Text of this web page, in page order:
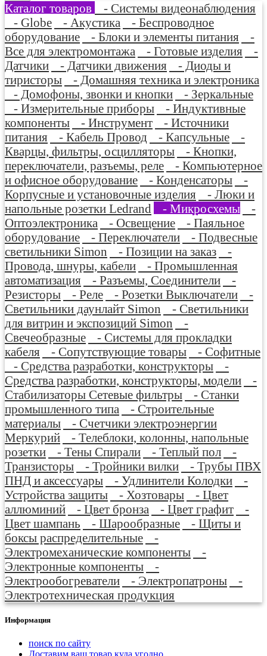
Каталог товаров
- Системы видеонаблюдения
- Globe
- Акустика
- Беспроводное
оборудование
- Блоки и элементы питания
-
Все для электромонтажа
- Готовые изделия
-
Датчики
- Датчики движения
- Диоды и
тиристоры
- Домашняя техника и электроника
- Домофоны, звонки и кнопки
- Зеркальные
- Измерительные приборы
- Индуктивные
компоненты
- Инструмент
- Источники
питания
- Кабель Провод - Капсульные
-
Кварцы, фильтры, осцилляторы
- Кнопки,
переключатели, разъемы, реле
- Компьютерное
и офисное оборудование
- Конденсаторы
-
Корпусные и установочные изделия
- Люки и
напольные розетки Ledrand
- Микросхемы
-
Оптоэлектроника
- Освещение
- Паяльное
оборудование
- Переключатели
- Подвесные
светильники Simon
- Позиции на заказ
-
Провода, шнуры, кабели
- Промышленная
автоматизация
- Разъемы, Соединители
-
Резисторы
- Реле - Розетки Выключатели
-
Светильники даунлайт Simon
- Светильники
для витрин и экспозиций Simon
-
Свечеобразные
- Системы для прокладки
кабеля
- Сопутствующие товары
- Софитные
- Средства разработки, конструкторы
-
Средства разработки, конструкторы, модели
-
Стабилизаторы Сетевые фильтры
- Станки
промышленного типа
- Строительные
материалы
- Счетчики электроэнергии
Меркурий
- Телеблоки, колонны, напольные
розетки
- Тены Спирали - Теплый пол
-
Транзисторы
- Тройники вилки
- Трубы ПВХ
ПНД и аксессуары
- Удлинители Колодки
-
Устройства защиты
- Хозтовары
- Цвет
аллюминий
- Цвет бронза - Цвет графит
-
Цвет шампань
- Шарообразные
- Щиты и
боксы распределительные
-
Электромеханические компоненты
-
Электронные компоненты
-
Электрообогреватели
- Электропатроны
-
Электротехническая продукция
Информация
поиск по сайту
Доставим ваш товар куда угодно